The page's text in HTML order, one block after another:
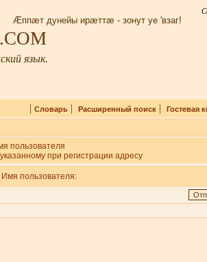
Æппæт дунейы ирæттæ - зонут уе 'взаг!
язык.
| Словарь| Расширенный поиск| Гостевая
пользователя
при регистрации адресу
Имя пользователя: